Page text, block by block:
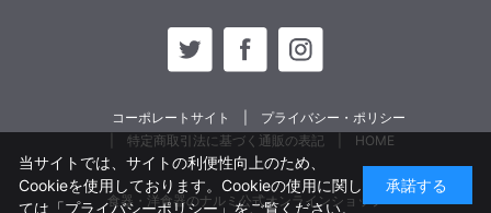
コーポレートサイト
プライバシー・ポリシー
特定商取引法に基づく通販の表記
HOME
食器・洋食器のナルミ公式オンラインショップ
当サイトでは、サイトの利便性向上のため、
Cookieを使用しております。Cookieの使用に関し
ては 「プライバシーポリシー」をご覧ください。
承諾する